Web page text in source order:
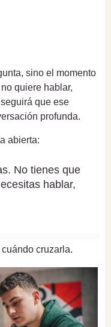
sino el momento
quiere hablar,
que ese
profunda.
abierta:
No tienes que
hablar,
cruzarla.